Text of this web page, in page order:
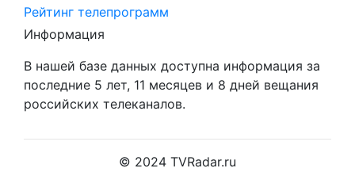
Рейтинг телепрограмм
Информация
В нашей базе данных доступна информация за
последние 5 лет, 11 месяцев и 8 дней вещания
российских телеканалов.
© 2024 TVRadar.ru